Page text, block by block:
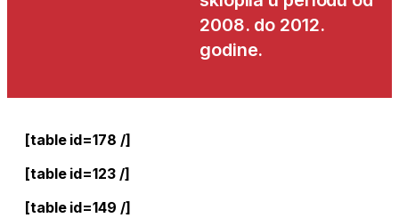
2008. do 2012.
godine.
[table id=178 /]
[table id=123 /]
[table id=149 /]